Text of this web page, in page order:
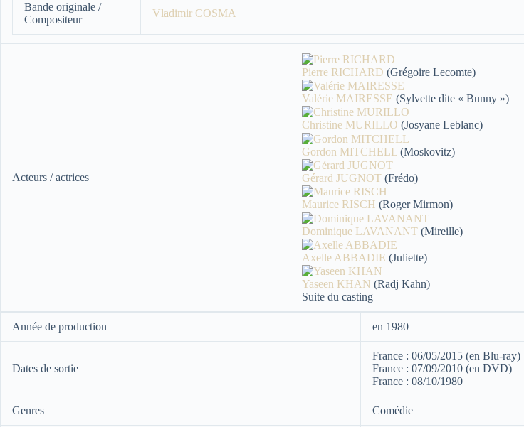
Bande originale /
Compositeur
Vladimir COSMA
Acteurs / actrices
Pierre RICHARD (Grégoire Lecomte)
Valérie MAIRESSE (Sylvette dite « Bunny »)
Christine MURILLO (Josyane Leblanc)
Gordon MITCHELL (Moskovitz)
Gérard JUGNOT (Frédo)
Maurice RISCH (Roger Mirmon)
Dominique LAVANANT (Mireille)
Axelle ABBADIE (Juliette)
Yaseen KHAN (Radj Kahn)
Suite du casting
Année de production en 1980
Dates de sortie
France : 06/05/2015 (en Blu-ray)
France : 07/09/2010 (en DVD)
France : 08/10/1980
Genres Comédie